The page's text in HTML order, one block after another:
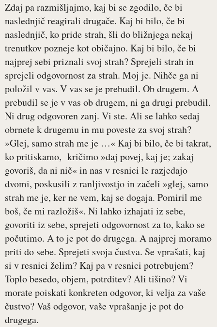
Zdaj pa razmišljajmo, kaj bi se zgodilo, če bi
naslednjič reagirali drugače. Kaj bi bilo, če bi
naslednjič, ko pride strah, šli do bližnjega nekaj
trenutkov pozneje kot običajno. Kaj bi bilo, če bi
najprej sebi priznali svoj strah? Sprejeli strah in
sprejeli odgovornost za strah. Moj je. Nihče ga ni
položil v vas. V vas se je prebudil. Ob drugem. A
prebudil se je v vas ob drugem, ni ga drugi prebudil.
Ni drug odgovoren zanj. Vi ste. Ali se lahko sedaj
obrnete k drugemu in mu poveste za svoj strah?
»Glej, samo strah me je …« Kaj bi bilo, če bi takrat,
ko pritiskamo, kričimo »daj povej, kaj je; zakaj
govoriš, da ni nič« in nas v resnici le razjedajo
dvomi, poskusili z ranljivostjo in začeli »glej, samo
strah me je, ker ne vem, kaj se dogaja. Pomiril me
boš, če mi razložiš«. Ni lahko izhajati iz sebe,
govoriti iz sebe, sprejeti odgovornost za to, kako se
počutimo. A to je pot do drugega. A najprej moramo
priti do sebe. Sprejeti svoja čustva. Se vprašati, kaj
si v resnici želim? Kaj pa v resnici potrebujem?
Toplo besedo, objem, potrditev? Ali tišino? Vi
morate poiskati konkreten odgovor, ki velja za vaše
čustvo? Vaš odgovor, vaše vprašanje je pot do
drugega.